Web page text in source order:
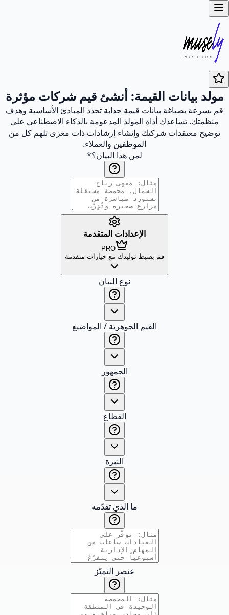
مولد بيانات القيمة: أنشئ قيم شركات مؤثرة
قم بسرعة بصياغة بيانات قيمة جذابة تحدد المبادئ الأساسية وهدف
منظمتك. تساعدك أداة المولد المدعومة بالذكاء الاصطناعي على
توضيح معتقدات شركتك وإنشاء إرشادات ذات مغزى تلهم كل من
الموظفين والعملاء.
لمن هذا البيان؟*
الإعدادات المتقدمة
PRO
قم بضبط توليدك مع خيارات متقدمة
نوع البيان
القيم الجوهرية / المواضيع
الجمهور
القطاع
النبرة
ما الذي تقدّمه
عنصر التميّز